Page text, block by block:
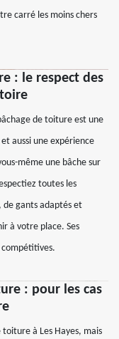
carré les moins chers
: le respect des
de toiture est une
aussi une expérience
même une bâche sur
toutes les
de gants adaptés et
à votre place. Ses
compétitives.
: pour les cas
à Les Hayes, mais